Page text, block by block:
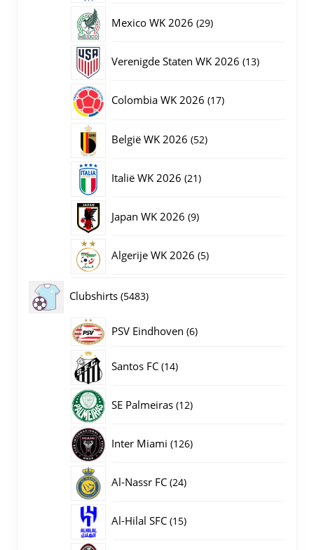
Mexico WK 2026 2929
Verenigde Staten WK 2026 1313
Colombia WK 2026 1717
België WK 2026 5252
Italië WK 2026 2121
Japan WK 2026 99
Algerije WK 2026 55
Clubshirts 54835483
producten
PSV Eindhoven 66
Santos FC 1414
SE Palmeiras 1212
Inter Miami 126126
Al-Nassr FC 2424
Al-Hilal SFC 1515